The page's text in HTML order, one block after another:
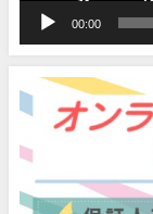
00:00